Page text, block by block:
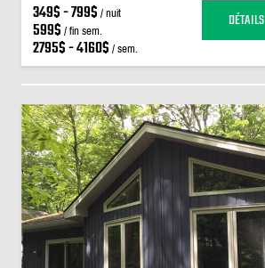
349$ - 799$ / nuit
599$ / fin sem.
2795$ - 4160$ / sem.
DÉTAILS